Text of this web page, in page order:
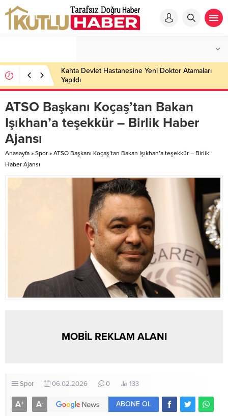
Kahta Devlet Hastanesine Yeni Doktor Atamaları
Yapıldı
ATSO Başkanı Koçaş’tan Bakan
Işıkhan’a teşekkür – Birlik Haber
Ajansı
Anasayfa » Spor » ATSO Başkanı Koçaş’tan Bakan Işıkhan’a teşekkür – Birlik
Haber Ajansı
MOBİL REKLAM ALANI
Spor 06.02.2026 0 133
A+ A- ABONE OL